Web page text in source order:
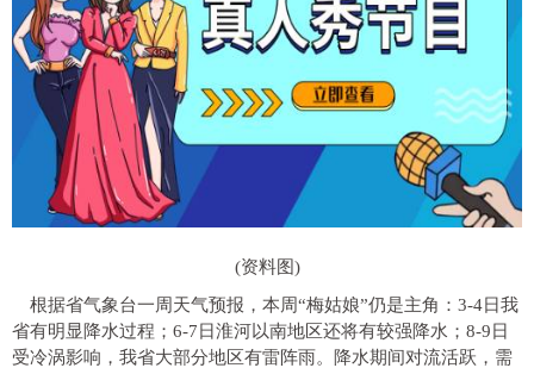
(资料图)
根据省气象台一周天气预报，本周“梅姑娘”仍是主角：3-4日我
省有明显降水过程；6-7日淮河以南地区还将有较强降水；8-9日
受冷涡影响，我省大部分地区有雷阵雨。降水期间对流活跃，需